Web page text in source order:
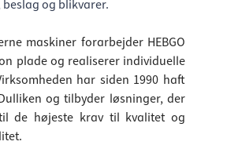
og blikvarer.
maskiner forarbejder HEBGO
plade og realiserer individuelle
har siden 1990 haft
og tilbyder løsninger, der
de højeste krav til kvalitet og